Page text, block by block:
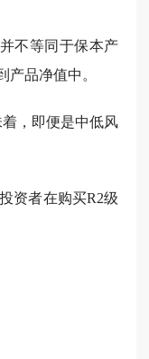
不等同于保本产
品净值中。
，即便是中低风
资者在购买R2级